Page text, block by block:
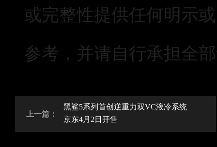
或完整性提供任何明示
参考，并请自行承担全
上一篇：
黑鲨5系列首创逆重力双VC液冷系统
京东4月2日开售